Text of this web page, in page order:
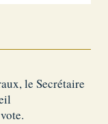
le Secrétaire